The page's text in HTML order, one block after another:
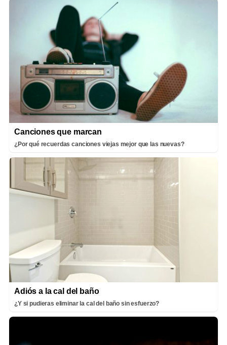
Canciones que marcan
¿Por qué recuerdas canciones viejas mejor que las nuevas?
Adiós a la cal del baño
¿Y si pudieras eliminar la cal del baño sin esfuerzo?